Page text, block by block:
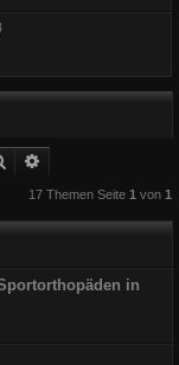
Suche
17 Themen Seite 1 von 1
in